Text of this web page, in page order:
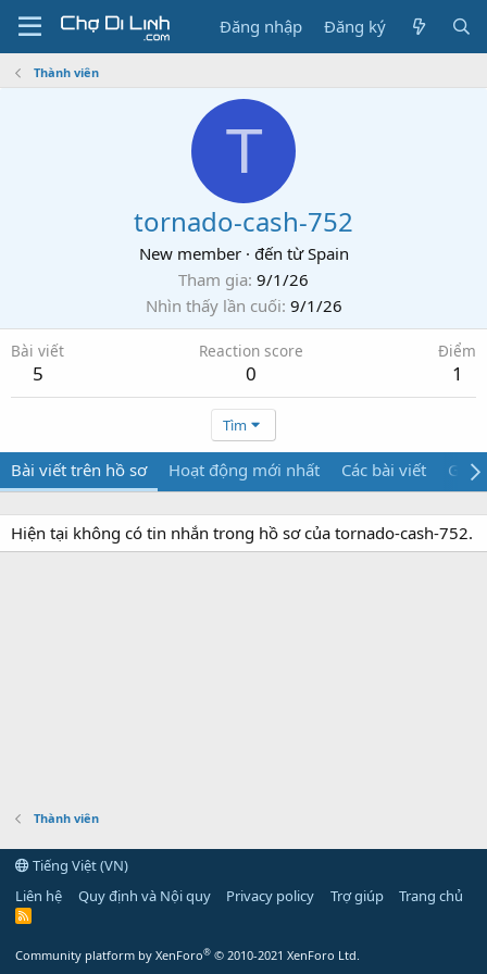
Đăng nhập Đăng ký
Thành viên
T
tornado-cash-752
New member · đến từ Spain
Tham gia 9/1/26
Nhìn thấy lần cuối 9/1/26
Bài viết
5
Reaction score
0
Điểm
1
Tìm
Bài viết trên hồ sơ Hoạt động mới nhất Các bài viết Giới
Hiện tại không có tin nhắn trong hồ sơ của tornado-cash-752.
Thành viên
Tiếng Việt (VN)
Liên hệ
Quy định và Nội quy Privacy policy Trợ giúp Trang chủ
R
Community platform by XenForo® © 2010-2021 XenForo Ltd.